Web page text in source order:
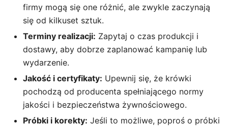
firmy mogą się one różnić, ale zwykle zaczynają
się od kilkuset sztuk.
Terminy realizacji: Zapytaj o czas produkcji i
dostawy, aby dobrze zaplanować kampanię lub
wydarzenie.
Jakość i certyfikaty: Upewnij się, że krówki
pochodzą od producenta spełniającego normy
jakości i bezpieczeństwa żywnościowego.
Próbki i korekty: Jeśli to możliwe, poproś o próbki